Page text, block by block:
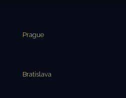
Prague
Bratislava